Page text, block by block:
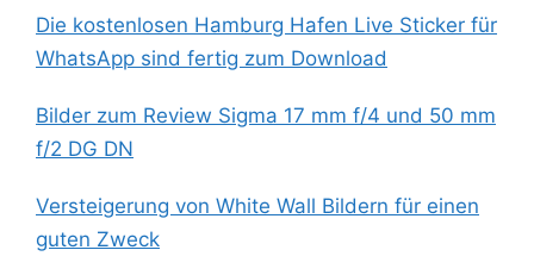
Die kostenlosen Hamburg Hafen Live Sticker für
WhatsApp sind fertig zum Download
Bilder zum Review Sigma 17 mm f/4 und 50 mm
f/2 DG DN
Versteigerung von White Wall Bildern für einen
guten Zweck